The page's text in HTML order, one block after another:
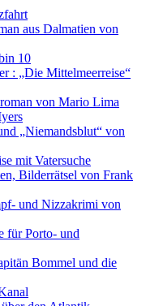
aus Dalmatien von
10
: „Die Mittelmeerreise“
von Mario Lima
„Niemandsblut“ von
mit Vatersuche
Bilderrätsel von Frank
und Nizzakrimi von
für Porto- und
Bommel und die